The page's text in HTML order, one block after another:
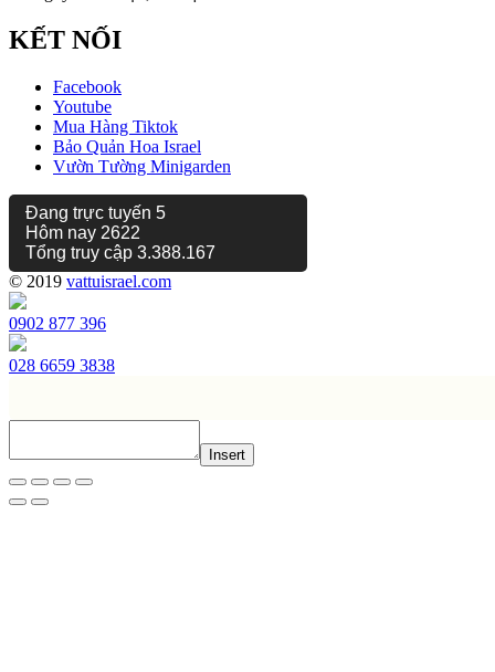
KẾT NỐI
Facebook
Youtube
Mua Hàng Tiktok
Bảo Quản Hoa Israel
Vườn Tường Minigarden
Đang trực tuyến 5
Hôm nay 2622
Tổng truy cập 3.388.167
© 2019 vattuisrael.com
0902 877 396
028 6659 3838
Insert